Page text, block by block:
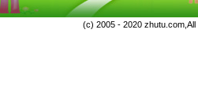
(c) 2005 - 2020